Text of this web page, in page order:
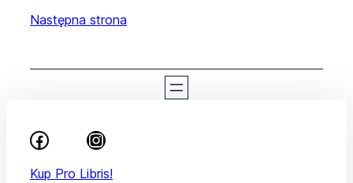
Następna strona
Kup Pro Libris!